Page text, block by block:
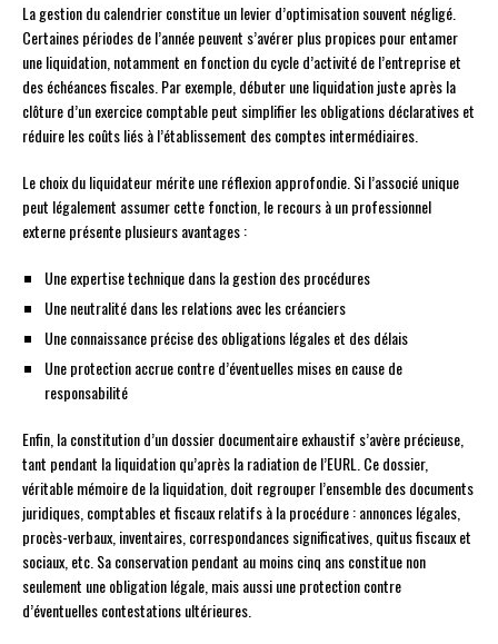
La gestion du calendrier constitue un levier d’optimisation souvent négligé.
Certaines périodes de l’année peuvent s’avérer plus propices pour entamer
une liquidation, notamment en fonction du cycle d’activité de l’entreprise et
des échéances fiscales. Par exemple, débuter une liquidation juste après la
clôture d’un exercice comptable peut simplifier les obligations déclaratives et
réduire les coûts liés à l’établissement des comptes intermédiaires.
Le choix du liquidateur mérite une réflexion approfondie. Si l’associé unique
peut légalement assumer cette fonction, le recours à un professionnel
externe présente plusieurs avantages :
Une expertise technique dans la gestion des procédures
Une neutralité dans les relations avec les créanciers
Une connaissance précise des obligations légales et des délais
Une protection accrue contre d’éventuelles mises en cause de
responsabilité
Enfin, la constitution d’un dossier documentaire exhaustif s’avère précieuse,
tant pendant la liquidation qu’après la radiation de l’EURL. Ce dossier,
véritable mémoire de la liquidation, doit regrouper l’ensemble des documents
juridiques, comptables et fiscaux relatifs à la procédure : annonces légales,
procès-verbaux, inventaires, correspondances significatives, quitus fiscaux et
sociaux, etc. Sa conservation pendant au moins cinq ans constitue non
seulement une obligation légale, mais aussi une protection contre
d’éventuelles contestations ultérieures.